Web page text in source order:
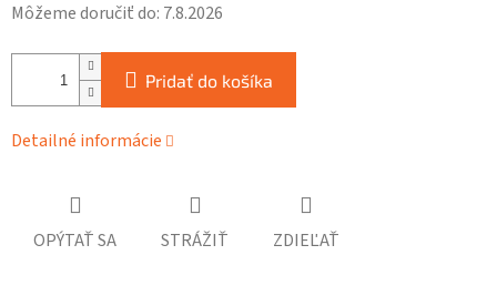
Môžeme doručiť do: 7.8.2026
Pridať do košíka
Detailné informácie
OPÝTAŤ SA STRÁŽIŤ ZDIEĽAŤ